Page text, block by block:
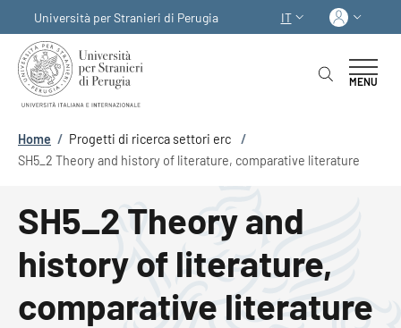
Università per Stranieri di Perugia
SELETTORE LINGUA:
IT
MENU
Briciole di pane
Home / Progetti di ricerca settori erc
/
SH5_2 Theory and history of literature, comparative literature
SH5_2 Theory and
history of literature,
comparative literature